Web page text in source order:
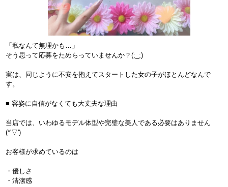
「私なんて無理かも…」
そう思って応募をためらっていませんか？(;_;)
実は、同じように不安を抱えてスタートした女の子がほとんどなんで
す。
■ 容姿に自信がなくても大丈夫な理由
当店では、いわゆるモデル体型や完璧な美人である必要はありません
(*'▽')
お客様が求めているのは
・優しさ
・清潔感